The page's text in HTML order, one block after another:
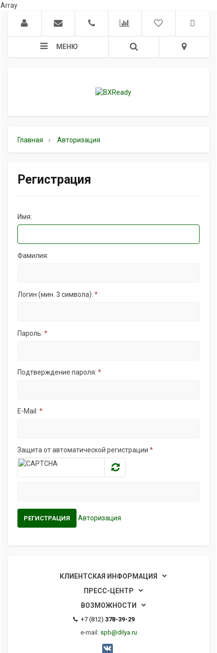
Array
МЕНЮ
Главная Авторизация
Регистрация
Имя:
Фамилия:
Логин (мин. 3 символа): *
Пароль: *
Подтверждение пароля: *
E-Mail: *
Защита от автоматической регистрации *
Авторизация
КЛИЕНТСКАЯ ИНФОРМАЦИЯ
ПРЕСС-ЦЕНТР
ВОЗМОЖНОСТИ
+7 (812) 378-39-29
e-mail: spb@dilya.ru